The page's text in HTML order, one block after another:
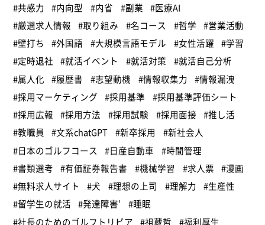
#共感力
#内向型 #内省 #副業 #医療AI
#厳選求人情報
#取り組み #名コース #哲学 #営業活動
#壁打ち
#外国語 #大規模言語モデル #女性活躍 #学習
#定時退社
#就活イベント #就活対策
#就活自己分析
#属人化
#履歴書 #志望動機 #情報収集力 #情報漏洩
#採用マーケティング
#採用基準
#採用基準評価シート
#採用広報
#採用方法 #採用試験 #採用面接 #推し活
#教職員
#文系chatGPT #新卒採用
#新社会人
#日本のゴルフコース
#日産自動車
#時間管理
#書類選考
#有価証券報告書 #機械学習 #求人票 #漫画
#無料求人サイト
#犬 #理想の上司 #理解力 #生産性
#留学生の就活
#発達障害’
#睡眠
#社長のためのゴルフトリビア
#祖蔵哲 #福利厚生